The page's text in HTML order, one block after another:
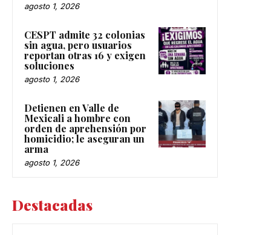
agosto 1, 2026
CESPT admite 32 colonias
sin agua, pero usuarios
reportan otras 16 y exigen
soluciones
agosto 1, 2026
Detienen en Valle de
Mexicali a hombre con
orden de aprehensión por
homicidio; le aseguran un
arma
agosto 1, 2026
Destacadas